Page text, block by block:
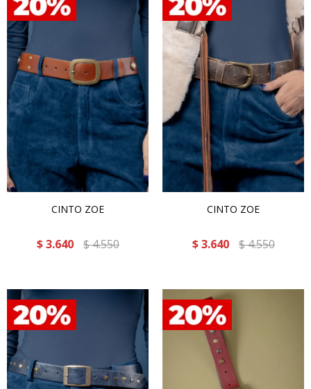
CINTO ZOE
$ 3.640 $4.550
CINTO ZOE
$ 3.640 $4.550